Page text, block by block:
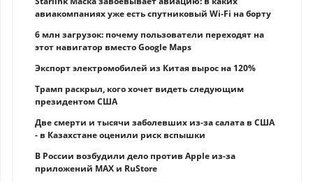
авиакомпаниях уже есть спутниковый Wi-Fi на борту
6 млн загрузок: почему пользователи переходят на
этот навигатор вместо Google Maps
Экспорт электромобилей из Китая вырос на 120%
Трамп раскрыл, кого хочет видеть следующим
президентом США
Две смерти и тысячи заболевших из-за салата в США
- в Казахстане оценили риск вспышки
В России возбудили дело против Apple из-за
приложений MAX и RuStore